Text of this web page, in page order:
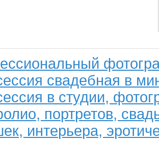
свадебная в
в студии,
портретов,
интерьера,